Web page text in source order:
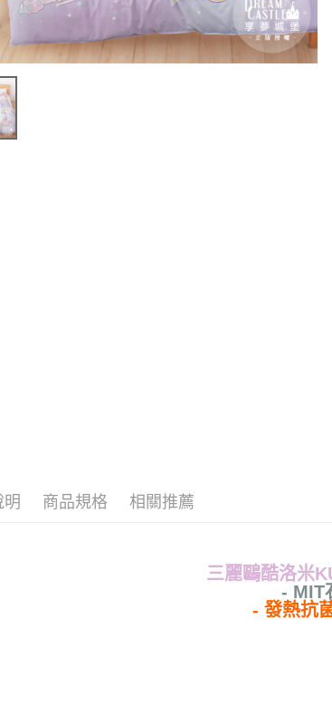
明 商品規格 相關推薦
三麗鷗酷洛米
- MIT
- 發熱抗